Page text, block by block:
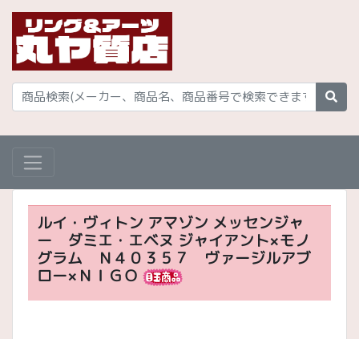
ルイ・ヴィトン アマゾン メッセンジャ
ー ダミエ・エベヌ ジャイアント×モノ
グラム Ｎ４０３５７ ヴァージルアブ
ロー×ＮＩＧＯ